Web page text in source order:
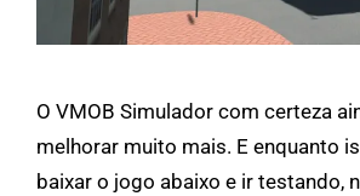
O VMOB Simulador com certeza
melhorar muito mais. E enquanto
baixar o jogo abaixo e ir testando,